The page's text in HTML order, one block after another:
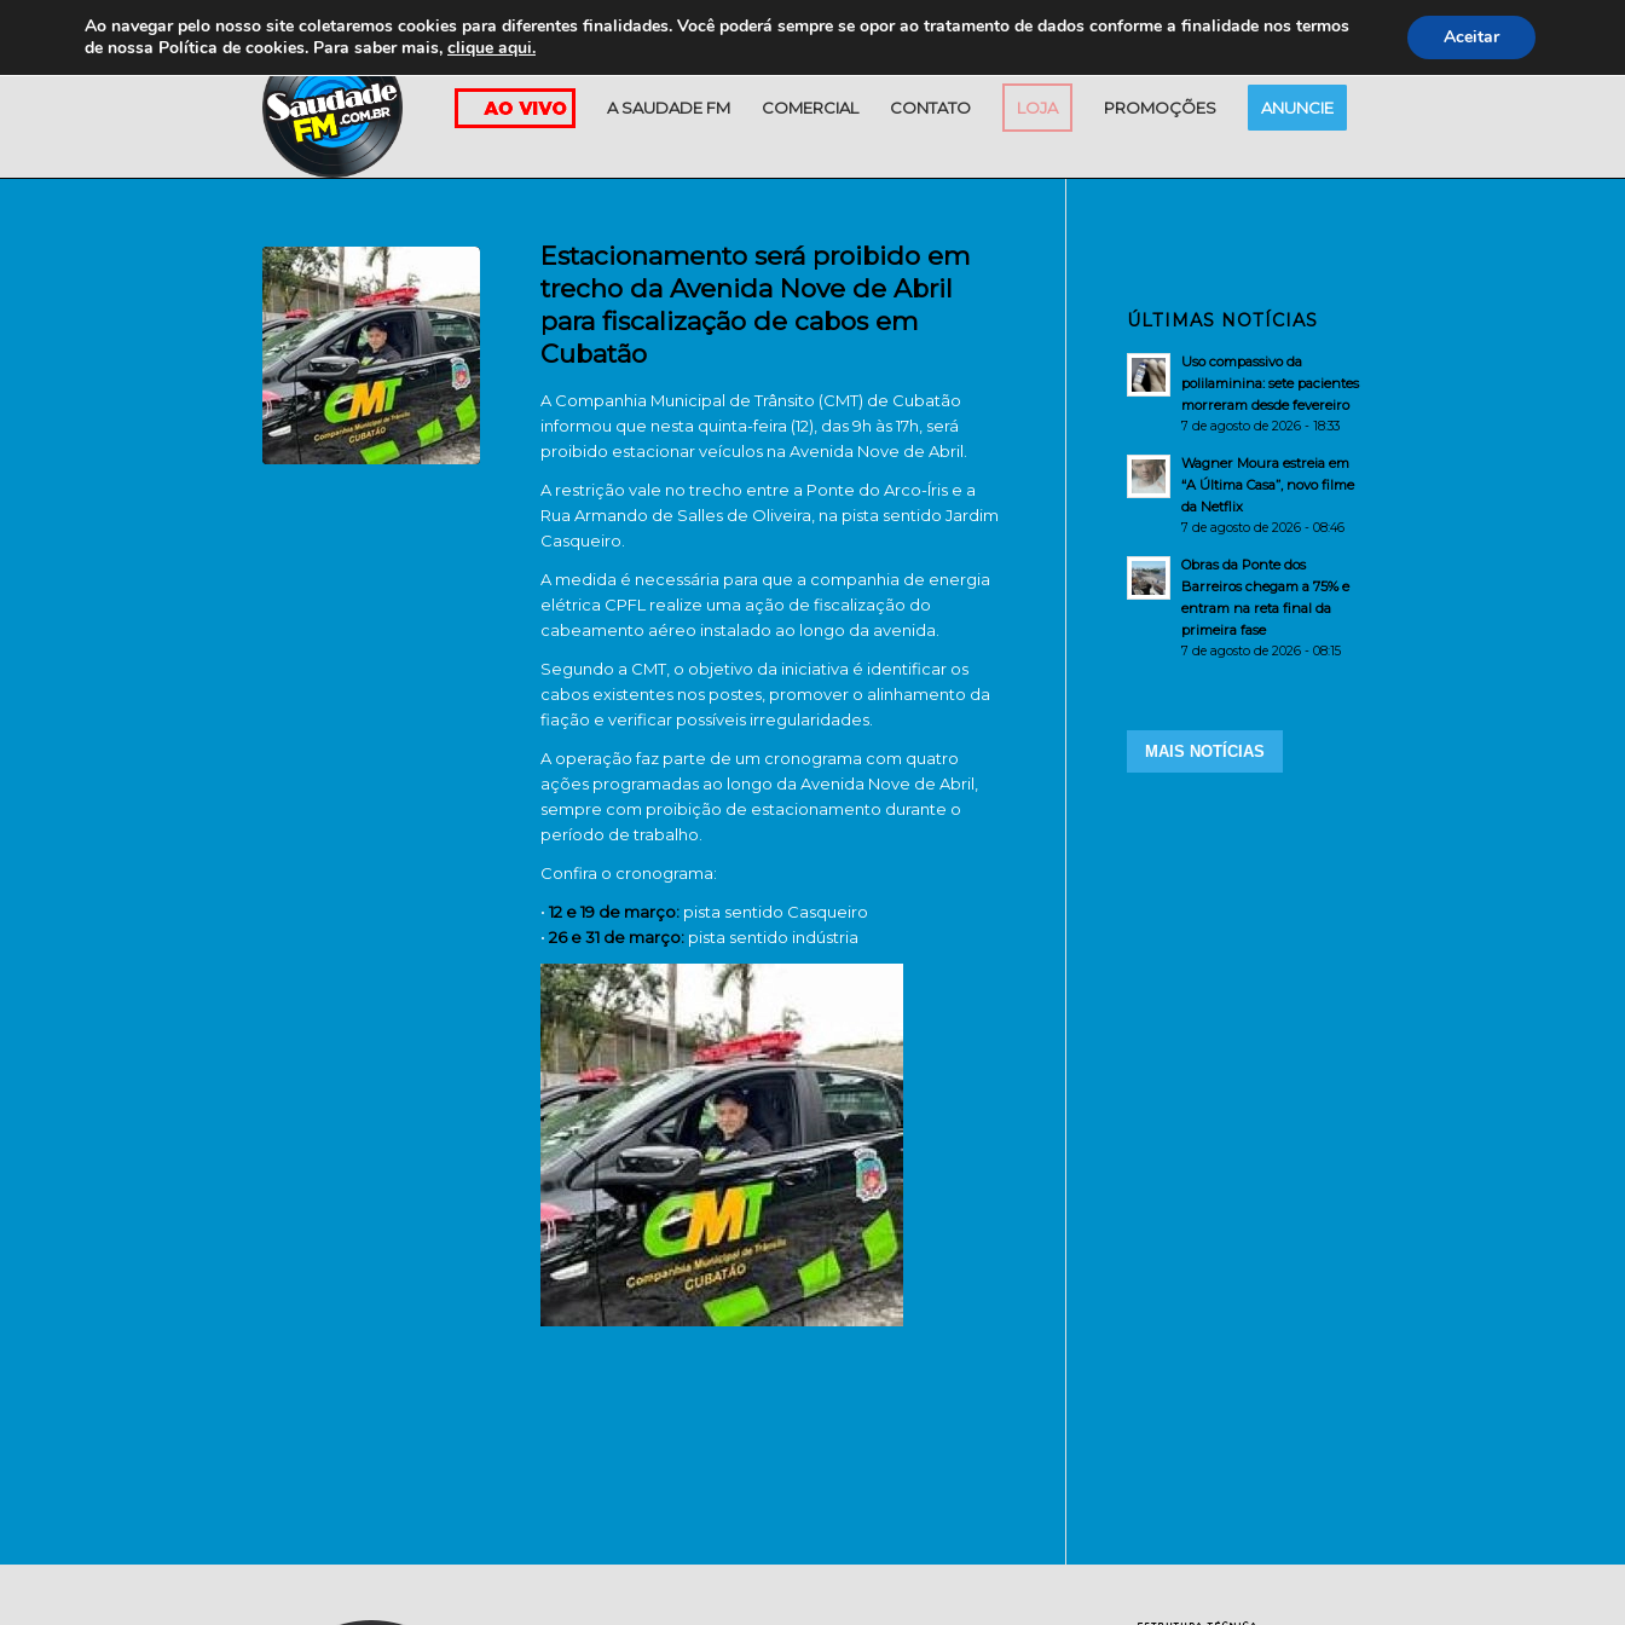
A SAUDADE FM COMERCIAL CONTATO LOJA PROMOÇÕES ANUNCIE
Estacionamento será proibido em
trecho da Avenida Nove de Abril
para fiscalização de cabos em
Cubatão
A Companhia Municipal de Trânsito (CMT) de Cubatão
informou que nesta quinta-feira (12), das 9h às 17h, será
proibido estacionar veículos na Avenida Nove de Abril.
A restrição vale no trecho entre a Ponte do Arco-Íris e a
Rua Armando de Salles de Oliveira, na pista sentido Jardim
Casqueiro.
A medida é necessária para que a companhia de energia
elétrica CPFL realize uma ação de fiscalização do
cabeamento aéreo instalado ao longo da avenida.
Segundo a CMT, o objetivo da iniciativa é identificar os
cabos existentes nos postes, promover o alinhamento da
fiação e verificar possíveis irregularidades.
A operação faz parte de um cronograma com quatro
ações programadas ao longo da Avenida Nove de Abril,
sempre com proibição de estacionamento durante o
período de trabalho.
Confira o cronograma:
• 12 e 19 de março: pista sentido Casqueiro
• 26 e 31 de março: pista sentido indústria
ÚLTIMAS NOTÍCIAS
Uso compassivo da
polilaminina: sete pacientes
morreram desde fevereiro
7 de agosto de 2026 - 18:33
Wagner Moura estreia em
“A Última Casa”, novo filme
da Netflix
7 de agosto de 2026 - 08:46
Obras da Ponte dos
Barreiros chegam a 75% e
entram na reta final da
primeira fase
7 de agosto de 2026 - 08:15
MAIS NOTÍCIAS
Ao navegar pelo nosso site coletaremos cookies para diferentes finalidades. Você poderá sempre se opor ao tratamento de dados conforme a finalidade nos termos
de nossa Política de cookies. Para saber mais, clique aqui. Aceitar